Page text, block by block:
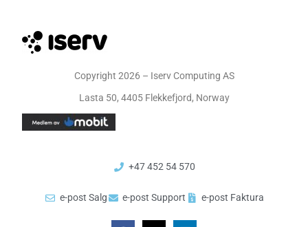
Lasta 50, 4405 Flekkefjord, Norway
Copyright 2026 – Iserv Computing AS
+47 452 54 570
e-post Salg e-post Support e-post Faktura